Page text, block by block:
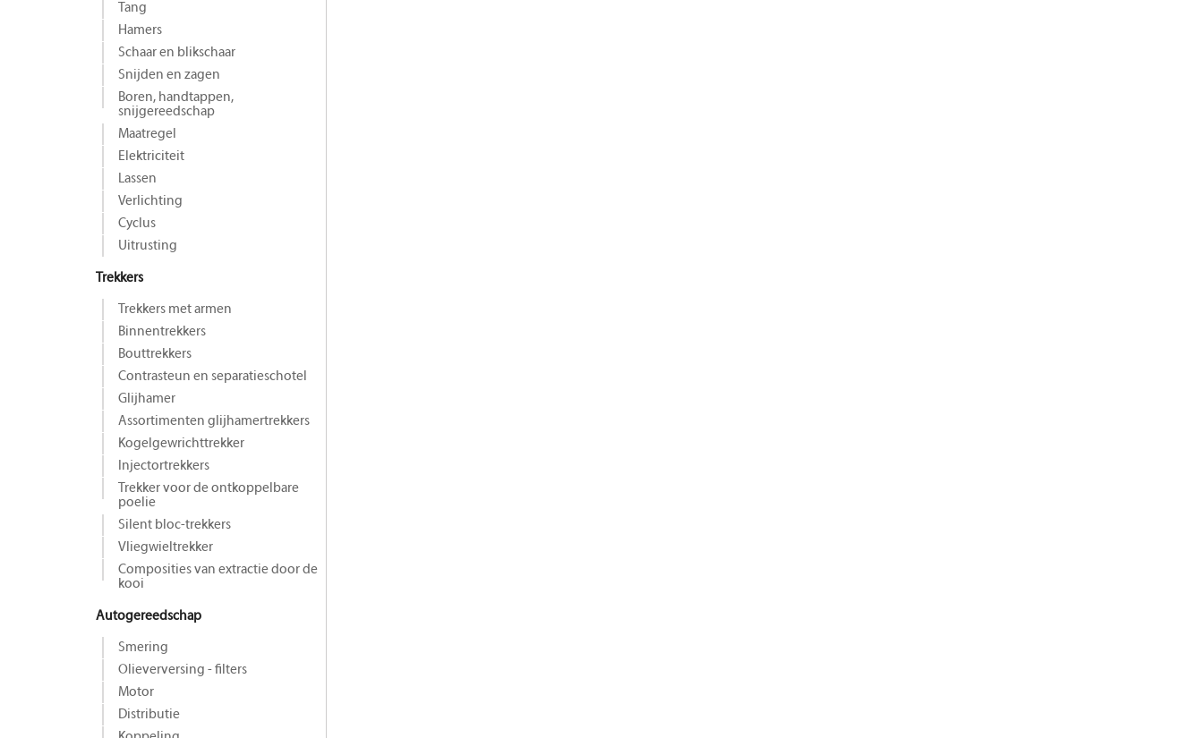
Tang
Hamers
Schaar en blikschaar
Snijden en zagen
Boren, handtappen,
snijgereedschap
Maat­regel
Elektriciteit
Lassen
Verlichting
Cyclus
Uitrusting
Trekkers
Trekkers met armen
Binnentrekkers
Bouttrekkers
Contrasteun en separatieschotel
Glijhamer
Assortimenten glijhamertrekkers
Kogelgewrichttrekker
Injectortrekkers
Trekker voor de ontkoppelbare
poelie
Silent bloc-trekkers
Vliegwieltrekker
Composities van extractie door de
kooi
Autogereedschap
Smering
Olieverversing - filters
Motor
Distributie